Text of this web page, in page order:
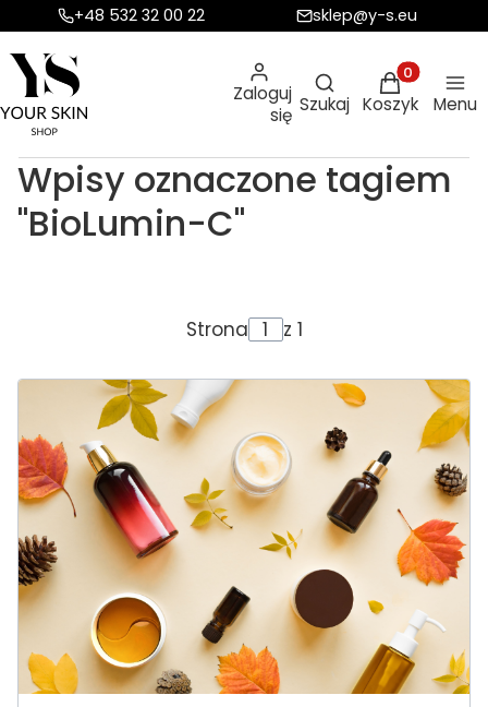
+48 532 32 00 22 sklep@y-s.eu
Zaloguj
się
Otwórz
Szukaj
Produkty w
Koszyk Menu
Wpisy oznaczone tagiem
"BioLumin-C"
Strona z 1